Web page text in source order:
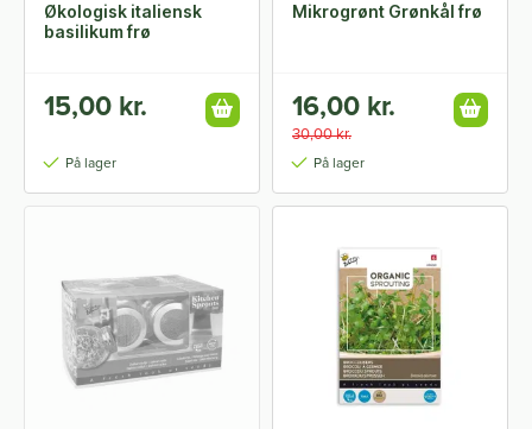
Økologisk italiensk
basilikum frø
15,00 kr.
På lager
Mikrogrønt Grønkål frø
16,00 kr.
30,00 kr.
På lager